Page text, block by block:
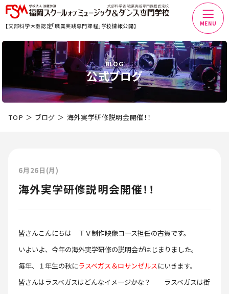
【文部科学大臣認定「職業実践専門課程」学校情報公開】 MENU
BLOG
公式ブログ
TOP ブログ 海外実学研修説明会開催！！
6月26日(月)
海外実学研修説明会開催！！
皆さんこんにちは ＴＶ制作映像コース担任の古賀です。
いよいよ、今年の海外実学研修の説明会がはじまりました。
毎年、１年生の秋にラスベガス＆ロサンゼルスにいきます。
皆さんはラスベガスはどんなイメージかな？ ラスベガスは街